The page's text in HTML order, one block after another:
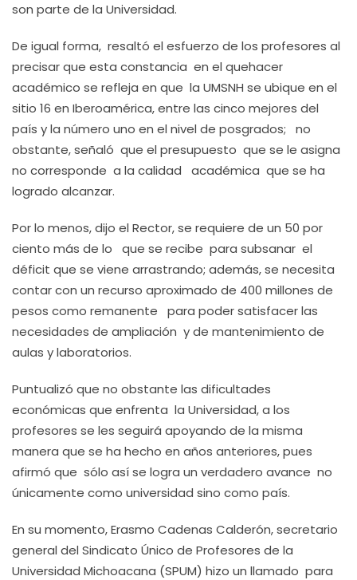
son parte de la Universidad.
De igual forma, resaltó el esfuerzo de los profesores al
precisar que esta constancia en el quehacer
académico se refleja en que la UMSNH se ubique en el
sitio 16 en Iberoamérica, entre las cinco mejores del
país y la número uno en el nivel de posgrados; no
obstante, señaló que el presupuesto que se le asigna
no corresponde a la calidad académica que se ha
logrado alcanzar.
Por lo menos, dijo el Rector, se requiere de un 50 por
ciento más de lo que se recibe para subsanar el
déficit que se viene arrastrando; además, se necesita
contar con un recurso aproximado de 400 millones de
pesos como remanente para poder satisfacer las
necesidades de ampliación y de mantenimiento de
aulas y laboratorios.
Puntualizó que no obstante las dificultades
económicas que enfrenta la Universidad, a los
profesores se les seguirá apoyando de la misma
manera que se ha hecho en años anteriores, pues
afirmó que sólo así se logra un verdadero avance no
únicamente como universidad sino como país.
En su momento, Erasmo Cadenas Calderón, secretario
general del Sindicato Único de Profesores de la
Universidad Michoacana (SPUM) hizo un llamado para